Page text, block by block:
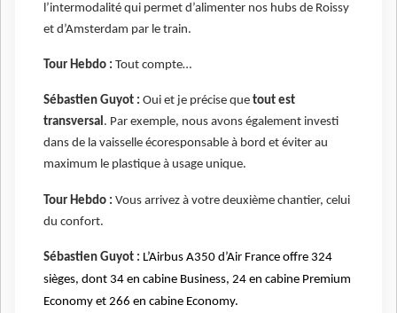
l’intermodalité qui permet d’alimenter nos hubs de Roissy
et d’Amsterdam par le train.
Tour Hebdo : Tout compte…
Sébastien Guyot : Oui et je précise que tout est
transversal. Par exemple, nous avons également investi
dans de la vaisselle écoresponsable à bord et éviter au
maximum le plastique à usage unique.
Tour Hebdo : Vous arrivez à votre deuxième chantier, celui
du confort.
Sébastien Guyot : L’Airbus A350 d’Air France offre 324
sièges, dont 34 en cabine Business, 24 en cabine Premium
Economy et 266 en cabine Economy.